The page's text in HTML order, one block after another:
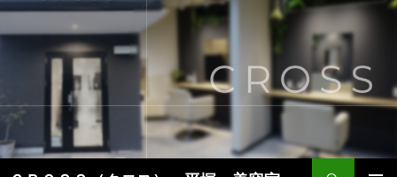
コ
ン
ス
キ